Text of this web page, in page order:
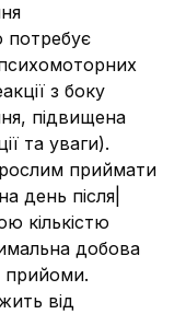
потребує
з боку
підвищена
та уваги).
приймати
день після|
кількістю
добова
прийоми.
від